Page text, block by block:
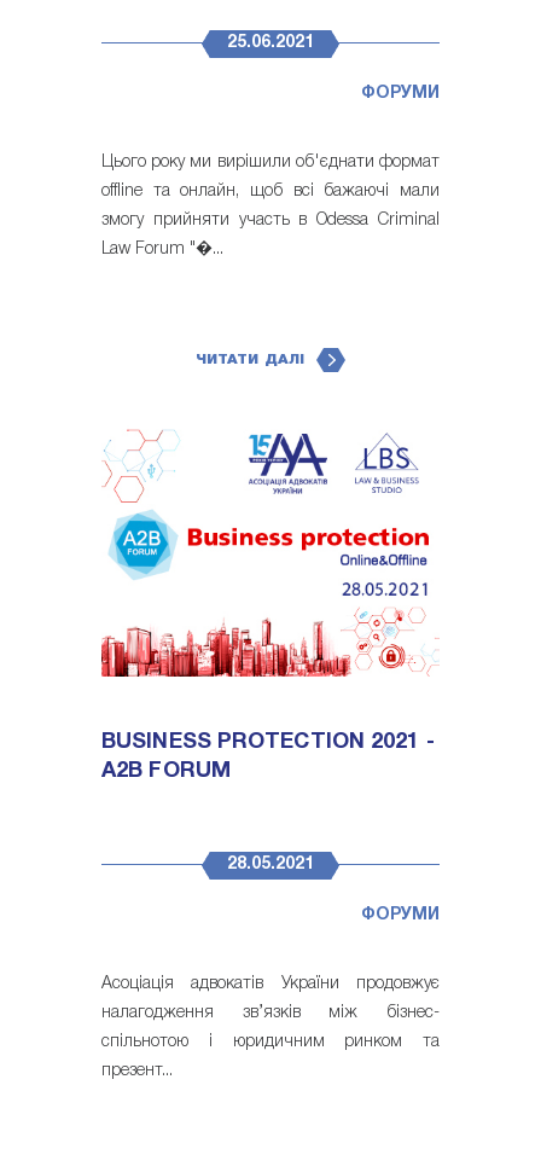
25.06.2021
ФОРУМИ
Цього року ми вирішили об'єднати формат
offline та онлайн, щоб всі бажаючі мали
змогу прийняти участь в Odessa Criminal
Law Forum "�...
ЧИТАТИ ДАЛІ
BUSINESS PROTECTION 2021 -
A2B FORUM
28.05.2021
ФОРУМИ
Асоціація адвокатів України продовжує
налагодження зв’язків між бізнес-
спільнотою і юридичним ринком та
презент...